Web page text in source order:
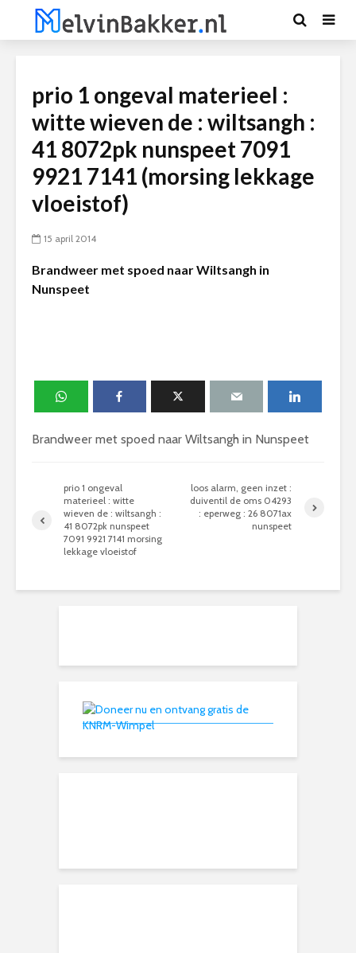
prio 1 ongeval materieel :
witte wieven de : wiltsangh :
41 8072pk nunspeet 7091
9921 7141 (morsing lekkage
vloeistof)
15 april 2014
Brandweer met spoed naar Wiltsangh in
Nunspeet
Brandweer met spoed naar Wiltsangh in Nunspeet
prio 1 ongeval
materieel : witte
wieven de : wiltsangh :
41 8072pk nunspeet
7091 9921 7141 morsing
lekkage vloeistof
loos alarm, geen inzet :
duiventil de oms 04293
: eperweg : 26 8071ax
nunspeet